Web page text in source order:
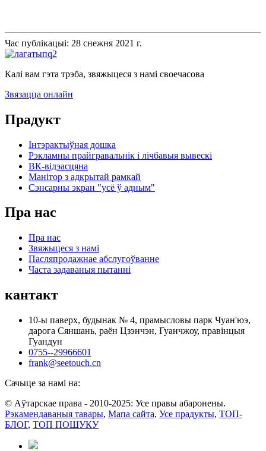
Час публікацыі: 28 снежня 2021 г.
Калі вам гэта трэба, звяжыцеся з намі своечасова
Звязацца онлайн
Прадукт
Інтэрактыўная дошка
Рэкламны прайгравальнік і лічбавыя вывескі
ВК-відэасцяна
Манітор з адкрытай рамкай
Сэнсарны экран "усё ў адным"
Пра нас
Пра нас
Звяжыцеся з намі
Пасляпродажнае абслугоўванне
Часта задаваныя пытанні
кантакт
10-ы паверх, будынак № 4, прамысловы парк Чуан'юэ,
дарога Сяншань, раён Цзэнчэн, Гуанчжоу, правінцыя
Гуандун
0755--29966601
frank@seetouch.cn
Сачыце за намі на:
© Аўтарскае права - 2010-2025: Усе правы абаронены.
Рэкамендаваныя тавары, Мапа сайта, Усе прадукты, ТОП-
БЛОГ, ТОП ПОШУКУ